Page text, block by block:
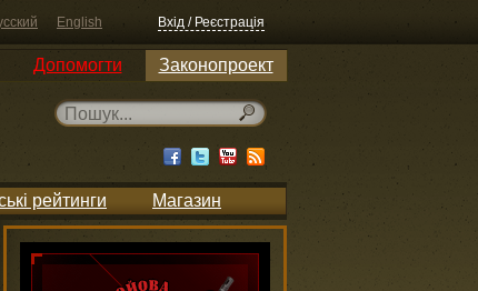
English Вхід / Реєстрація
Допомогти Законопроект
рейтинги Магазин